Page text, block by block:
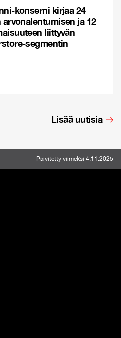
konserni kirjaa 24
ja 12
liittyvän
segmentin
Lisää uutisia
Päivitetty viimeksi 4.11.2025